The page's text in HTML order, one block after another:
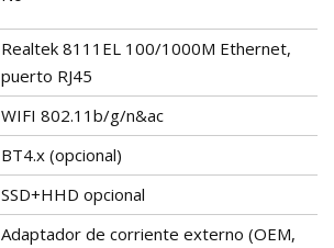
Realtek 8111EL 100/1000M Ethernet,
puerto RJ45
WIFI 802.11b/g/n&ac
BT4.x (opcional)
SSD+HHD opcional
Adaptador de corriente externo (OEM,